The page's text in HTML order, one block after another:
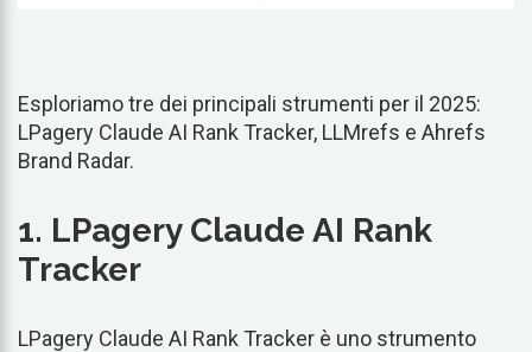
Esploriamo tre dei principali strumenti per il 2025:
LPagery Claude AI Rank Tracker, LLMrefs e Ahrefs
Brand Radar.
1. LPagery Claude AI Rank
Tracker
LPagery Claude AI Rank Tracker è uno strumento